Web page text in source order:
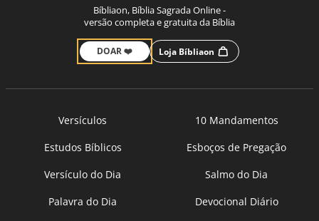
Bíbliaon, Bíblia Sagrada Online -
versão completa e gratuita da Bíblia
DOAR ❤️ Loja Bíbliaon
Versículos
10 Mandamentos
Estudos Bíblicos
Esboços de Pregação
Versículo do Dia
Salmo do Dia
Palavra do Dia
Devocional Diário